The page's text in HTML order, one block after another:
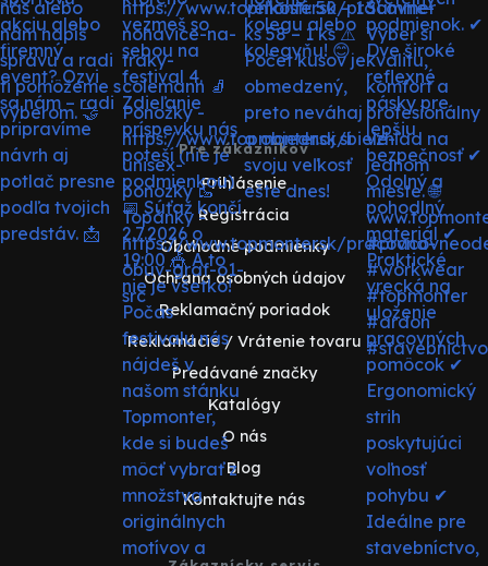
Pre zákazníkov
Prihlásenie
Registrácia
Obchodné podmienky
Ochrana osobných údajov
Reklamačný poriadok
Reklamácie / Vrátenie tovaru
Predávané značky
Katalógy
O nás
Blog
Kontaktujte nás